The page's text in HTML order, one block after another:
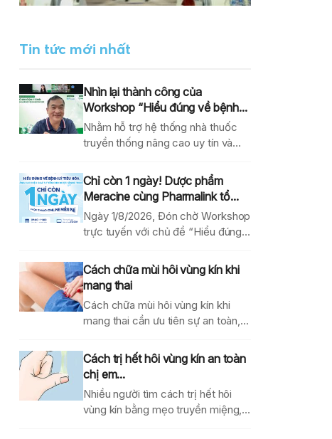
Tin tức mới nhất
Nhìn lại thành công của
Workshop “Hiểu đúng về bệnh...
Nhằm hỗ trợ hệ thống nhà thuốc
truyền thống nâng cao uy tín và
Chỉ còn 1 ngày! Dược phẩm
Meracine cùng Pharmalink tổ...
Ngày 1/8/2026, Đón chờ Workshop
trực tuyến với chủ đề “Hiểu đúng
Cách chữa mùi hôi vùng kín khi
mang thai
Cách chữa mùi hôi vùng kín khi
mang thai cần ưu tiên sự an toàn,...
Cách trị hết hôi vùng kín an toàn
chị em...
Nhiều người tìm cách trị hết hôi
vùng kín bằng mẹo truyền miệng,